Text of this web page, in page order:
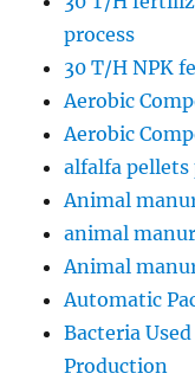
process
30 T/H NPK
Aerobic
Aerobic
alfalfa
Animal
animal
Animal
Automatic
Bacteria
Production